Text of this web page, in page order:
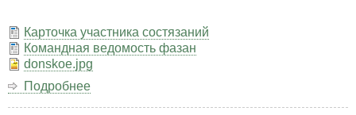
Карточка участника состязаний
Командная ведомость фазан
donskoe.jpg
Подробнее